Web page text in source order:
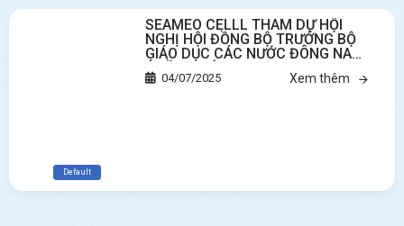
Default
SEAMEO CELLL THAM DỰ HỘI
NGHỊ HỘI ĐỒNG BỘ TRƯỞNG BỘ
GIÁO DỤC CÁC NƯỚC ĐÔNG NAM
Á LẦN THỨ 53 TẠI BRUNEI
04/07/2025 Xem thêm